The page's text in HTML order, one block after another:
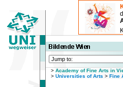
> Academy of Fine Arts in
> Universities of Arts > Fine